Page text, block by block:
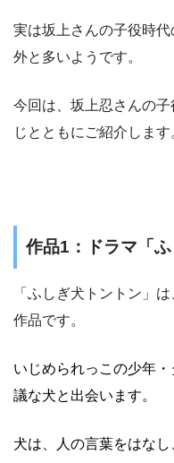
実は坂上さんの子役時
外と多いようです。
今回は、坂上忍さんの
じとともにご紹介します
作品1：ドラマ「ふ
「ふしぎ犬トントン」
作品です。
いじめられっこの少年
議な犬と出会います。
犬は、人の言葉をはな